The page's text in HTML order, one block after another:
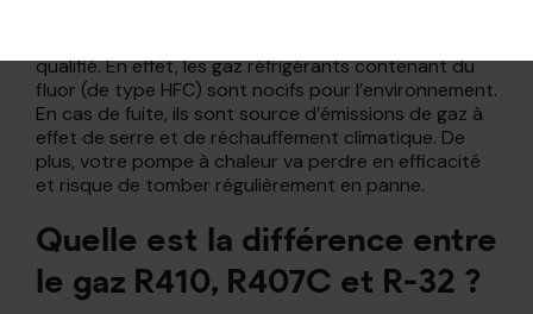
qualifié. En effet, les gaz réfrigérants contenant du
fluor (de type HFC) sont nocifs pour l’environnement.
En cas de fuite, ils sont source d’émissions de gaz à
effet de serre et de réchauffement climatique. De
plus, votre pompe à chaleur va perdre en efficacité
et risque de tomber régulièrement en panne.
Quelle est la différence entre
le gaz R410, R407C et R-32 ?